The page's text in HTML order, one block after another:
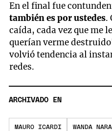
En el final fue
también es por ustedes.
caída, cada vez que me
querían verme
volvió tendencia al
redes.
ARCHIVADO EN
MAURO ICARDI WANDA NARA